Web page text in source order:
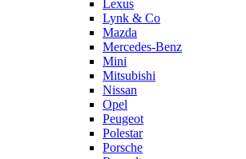
Lexus
Lynk & Co
Mazda
Mercedes-Benz
Mini
Mitsubishi
Nissan
Opel
Peugeot
Polestar
Porsche